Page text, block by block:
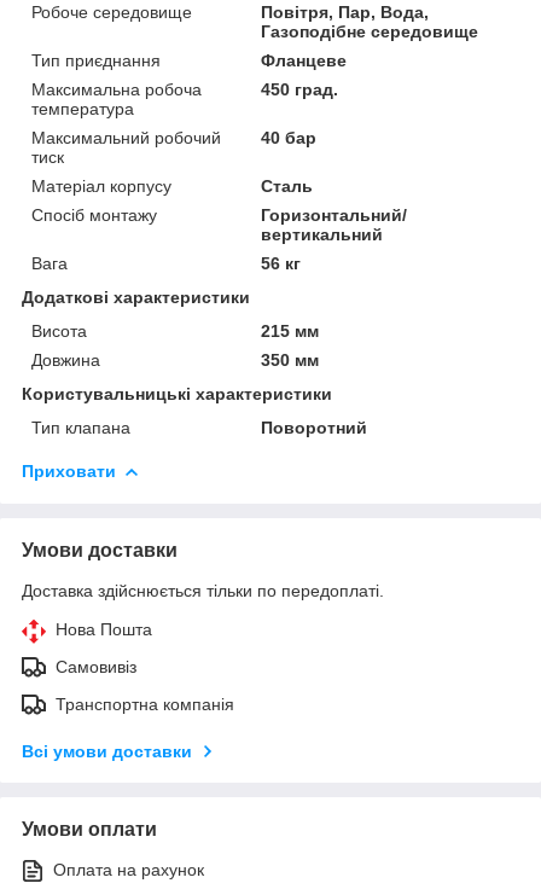
Робоче середовище
Повітря, Пар, Вода,
Газоподібне середовище
Тип приєднання
Фланцеве
Максимальна робоча
температура
450 град.
Максимальний робочий
тиск
40 бар
Матеріал корпусу
Сталь
Спосіб монтажу
Горизонтальний/
вертикальний
Вага
56 кг
Додаткові характеристики
Висота
215 мм
Довжина
350 мм
Користувальницькі характеристики
Тип клапана
Поворотний
Приховати
Умови доставки
Доставка здійснюється тільки по передоплаті.
Нова Пошта
Самовивіз
Транспортна компанія
Всі умови доставки
Умови оплати
Оплата на рахунок